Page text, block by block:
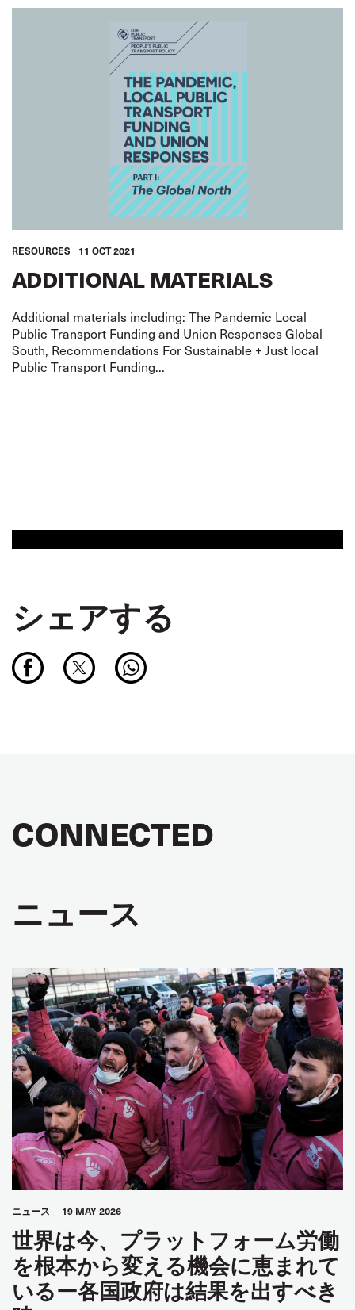
RESOURCES 11 OCT 2021
ADDITIONAL MATERIALS
Additional materials including: The Pandemic Local
Public Transport Funding and Union Responses Global
South, Recommendations For Sustainable + Just local
Public Transport Funding...
シェアする
CONNECTED
ニュース
ニュース 19 MAY 2026
世界は今、プラットフォーム労働
を根本から変える機会に恵まれて
いるー各国政府は結果を出すべき